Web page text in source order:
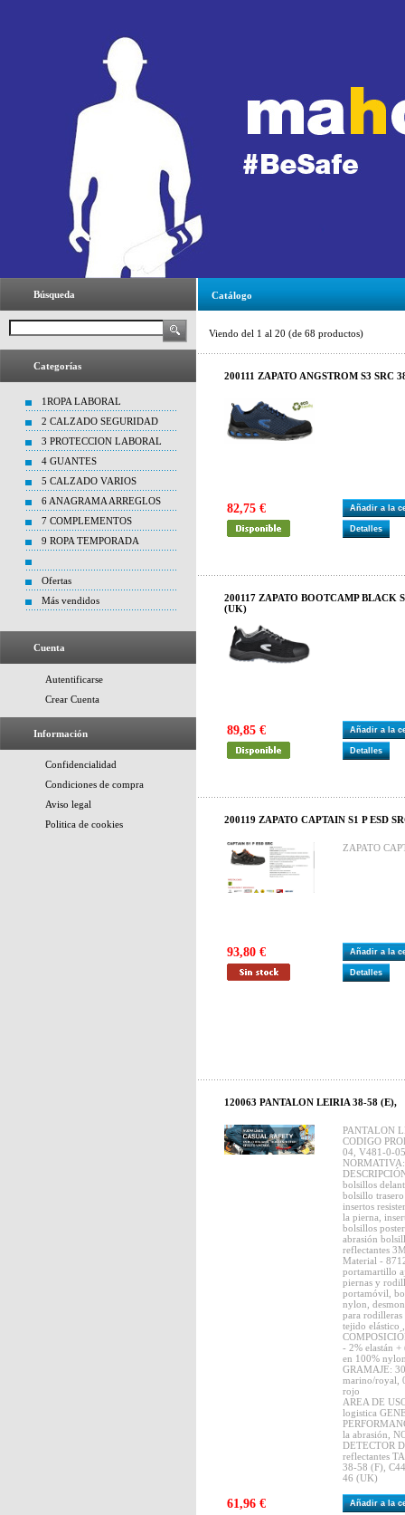
Búsqueda
Categorías
1ROPA LABORAL
2 CALZADO SEGURIDAD
3 PROTECCION LABORAL
4 GUANTES
5 CALZADO VARIOS
6 ANAGRAMA ARREGLOS
7 COMPLEMENTOS
9 ROPA TEMPORADA
Ofertas
Más vendidos
Cuenta
Autentificarse
Crear Cuenta
Información
Confidencialidad
Condiciones de compra
Aviso legal
Politica de cookies
Catálogo
Viendo del 1 al 20 (de 68 productos)
200111 ZAPATO ANGSTROM S3 SRC
82,75 € Añadir a la
Detalles
200117 ZAPATO BOOTCAMP BLACK
(UK)
89,85 € Añadir a la
Detalles
200119 ZAPATO CAPTAIN S1 P ESD
ZAPATO
93,80 € Añadir a la
Detalles
120063 PANTALON LEIRIA 38-58 (E),
PANTALON
CODIGO
04, V481-0-
bolsillos
bolsillo
insertos
la pierna,
bolsillos
abrasión
reflectantes
Material -
portamartillo
piernas y
portamóvil,
nylon,
para
tejido elástico
- 2% elastán +
en 100%
GRAMAJE:
marino/royal,
rojo
AREA DE
logistica
la abrasión,
DETECTOR
reflectantes
38-58 (F),
46 (UK)
61,96 € Añadir a la